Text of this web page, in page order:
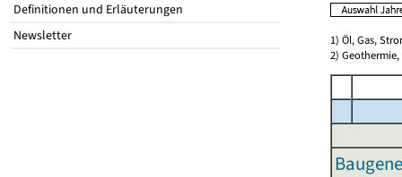
Definitionen und Erläuterungen
Newsletter
1) Öl, Gas,
2)